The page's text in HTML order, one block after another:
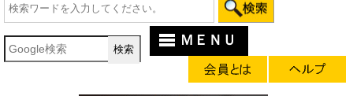
ＭＥＮＵ